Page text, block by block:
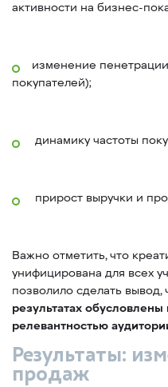
активности на бизнес-
изменение
покупателей);
динамику частоты
прирост выручки и
Важно отметить, что
унифицирована для всех
позволило сделать вывод,
результатах
релевантностью
Результаты:
продаж